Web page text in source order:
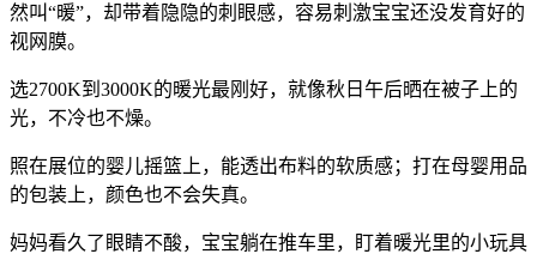
然叫“暖”，却带着隐隐的刺眼感，容易刺激宝宝还没发育好的
视网膜。
选2700K到3000K的暖光最刚好，就像秋日午后晒在被子上的
光，不冷也不燥。
照在展位的婴儿摇篮上，能透出布料的软质感；打在母婴用品
的包装上，颜色也不会失真。
妈妈看久了眼睛不酸，宝宝躺在推车里，盯着暖光里的小玩具